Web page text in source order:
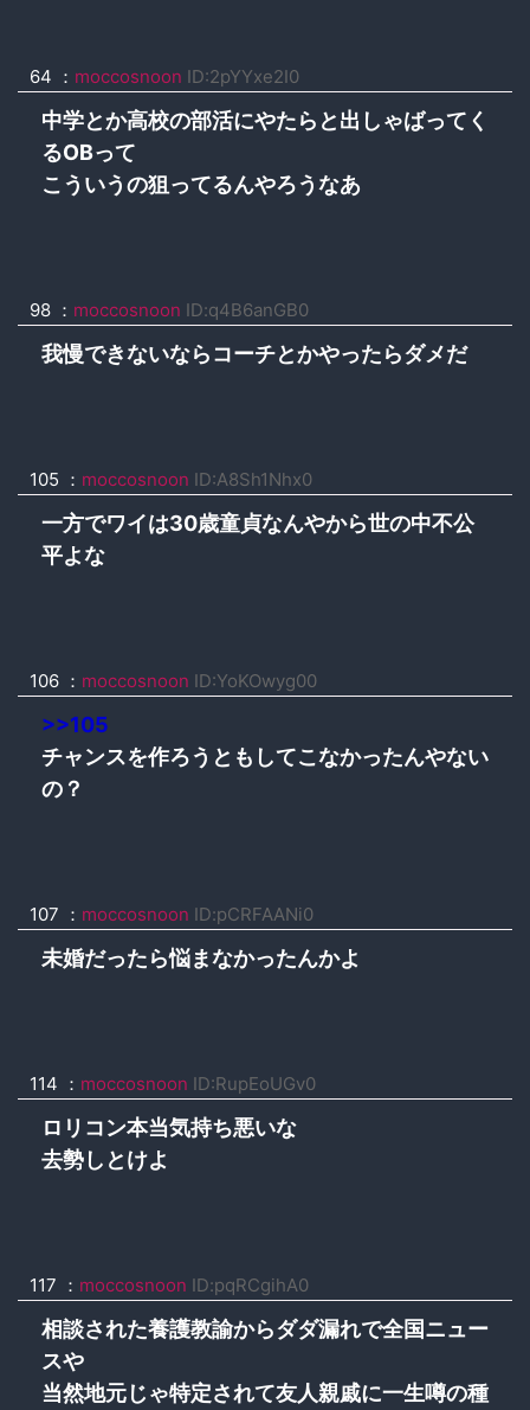
64 ： moccosnoon ID:2pYYxe2I0
中学とか高校の部活にやたらと出しゃばってく
るOBって
こういうの狙ってるんやろうなあ
98 ： moccosnoon ID:q4B6anGB0
我慢できないならコーチとかやったらダメだ
105 ： moccosnoon ID:A8Sh1Nhx0
一方でワイは30歳童貞なんやから世の中不公
平よな
106 ： moccosnoon ID:YoKOwyg00
>>105
チャンスを作ろうともしてこなかったんやない
の？
107 ： moccosnoon ID:pCRFAANi0
未婚だったら悩まなかったんかよ
114 ： moccosnoon ID:RupEoUGv0
ロリコン本当気持ち悪いな
去勢しとけよ
117 ： moccosnoon ID:pqRCgihA0
相談された養護教諭からダダ漏れで全国ニュー
スや
当然地元じゃ特定されて友人親戚に一生噂の種